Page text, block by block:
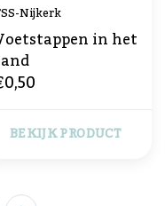
Nijkerk
in het
BEKIJK PRODUCT